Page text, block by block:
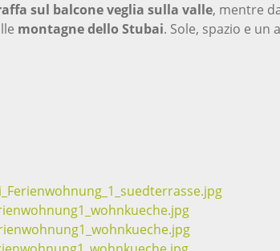
sul balcone veglia sulla valle, mentre
montagne dello Stubai. Sole, spazio e un